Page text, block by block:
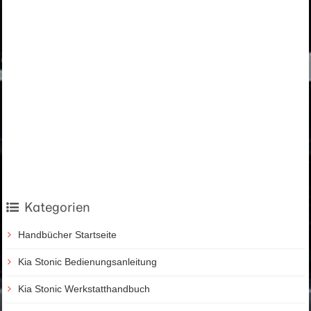
Kategorien
Handbücher Startseite
Kia Stonic Bedienungsanleitung
Kia Stonic Werkstatthandbuch